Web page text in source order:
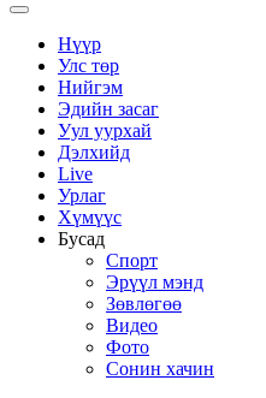
Нүүр
Улс төр
Нийгэм
Эдийн засаг
Уул уурхай
Дэлхийд
Live
Урлаг
Хүмүүс
Бусад
Спорт
Эрүүл мэнд
Зөвлөгөө
Видео
Фото
Сонин хачин